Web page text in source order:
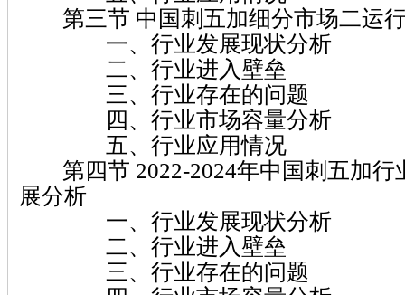
第三节 中国刺五加细分市场二运
一、行业发展现状分析
二、行业进入壁垒
三、行业存在的问题
四、行业市场容量分析
五、行业应用情况
第四节 2022-2024年中国刺五加行
展分析
一、行业发展现状分析
二、行业进入壁垒
三、行业存在的问题